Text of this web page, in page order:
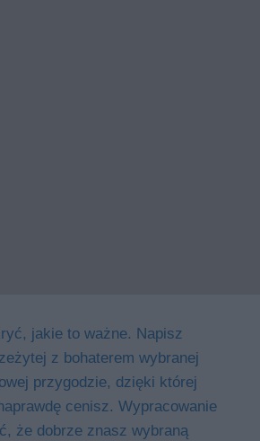
jakie to ważne. Napisz
z bohaterem wybranej
przygodzie, dzięki której
cenisz. Wypracowanie
że dobrze znasz wybraną